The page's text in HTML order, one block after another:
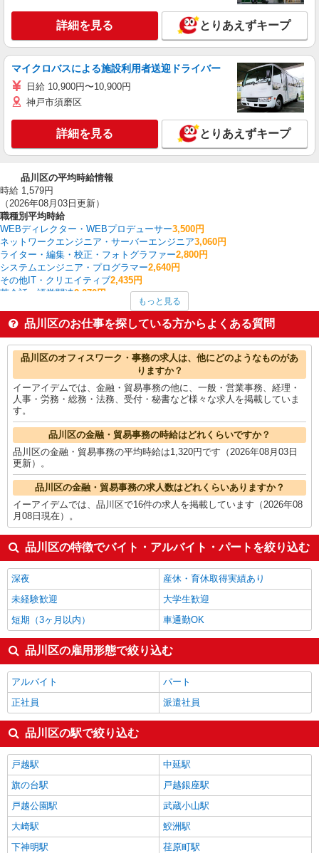
詳細を見る とりあえずキープ
マイクロバスによる施設利用者送迎ドライバー
日給 10,900円〜10,900円
神戸市須磨区
詳細を見る とりあえずキープ
品川区の平均時給情報
時給 1,579円
（2026年08月03日更新）
職種別平均時給
WEBディレクター・WEBプロデューサー3,500円
ネットワークエンジニア・サーバーエンジニア3,060円
ライター・編集・校正・フォトグラファー2,800円
システムエンジニア・プログラマー2,640円
その他IT・クリエイティブ2,435円
英会話・語学関連2,070円
1,911円
経理・人事・労務・総務・法務1,871円
コールセンター 1,855円
看護師・保健師・看護助手・助産師1,836円
品川区の他の職種の平均時給を見る
もっと見る
品川区のお仕事を探している方からよくある質問
品川区のオフィスワーク・事務の求人は、他にどのようなものがあ
りますか？
イーアイデムでは、金融・貿易事務の他に、一般・営業事務、経理・
人事・労務・総務・法務、受付・秘書など様々な求人を掲載していま
す。
品川区の金融・貿易事務の時給はどれくらいですか？
品川区の金融・貿易事務の平均時給は1,320円です（2026年08月03日
更新）。
品川区の金融・貿易事務の求人数はどれくらいありますか？
イーアイデムでは、品川区で16件の求人を掲載しています（2026年08
月08日現在）。
品川区の特徴でバイト・アルバイト・パートを絞り込む
深夜
産休・育休取得実績あり
未経験歓迎
大学生歓迎
短期（3ヶ月以内）
車通勤OK
品川区の雇用形態で絞り込む
アルバイト
パート
正社員
派遣社員
品川区の駅で絞り込む
戸越駅
中延駅
旗の台駅
戸越銀座駅
戸越公園駅
武蔵小山駅
大崎駅
鮫洲駅
下神明駅
荏原町駅